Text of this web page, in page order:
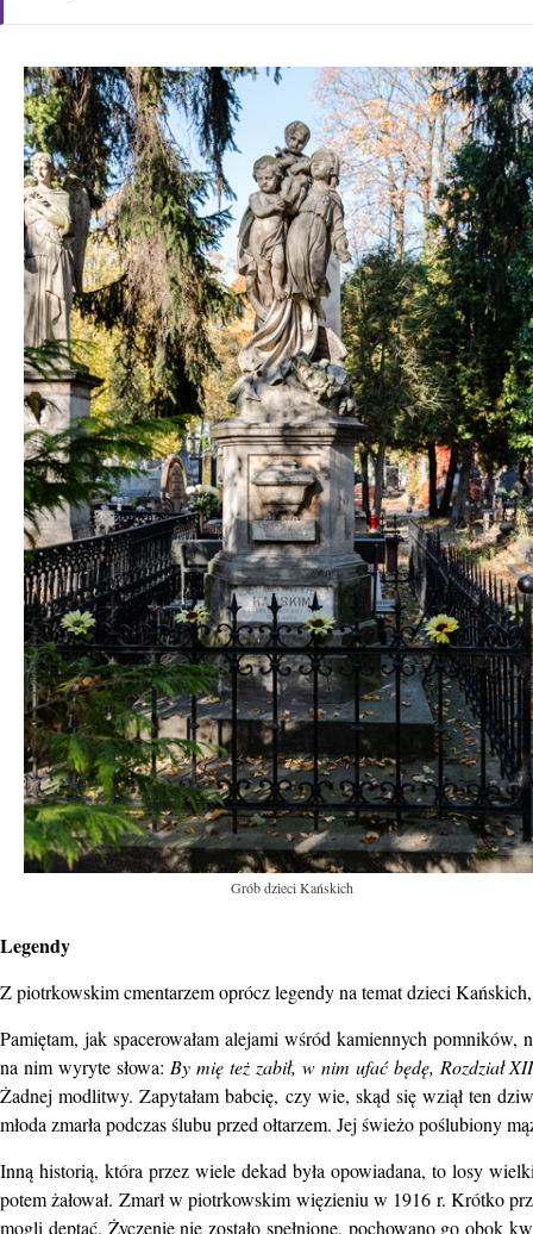
Grób dzieci Kańskich
Legendy
Z piotrkowskim cmentarzem oprócz legendy na temat dzieci
Pamiętam, jak spacerowałam alejami wśród kamiennych
na nim wyryte słowa: By mię też zabił, w nim ufać będę, Rozdział
Żadnej modlitwy. Zapytałam babcię, czy wie, skąd się wziął ten
młoda zmarła podczas ślubu przed ołtarzem. Jej świeżo poślubiony
Inną historią, która przez wiele dekad była opowiadana, to losy
potem żałował. Zmarł w piotrkowskim więzieniu w 1916 r. Krótko
mogli deptać. Życzenie nie zostało spełnione, pochowano go obok